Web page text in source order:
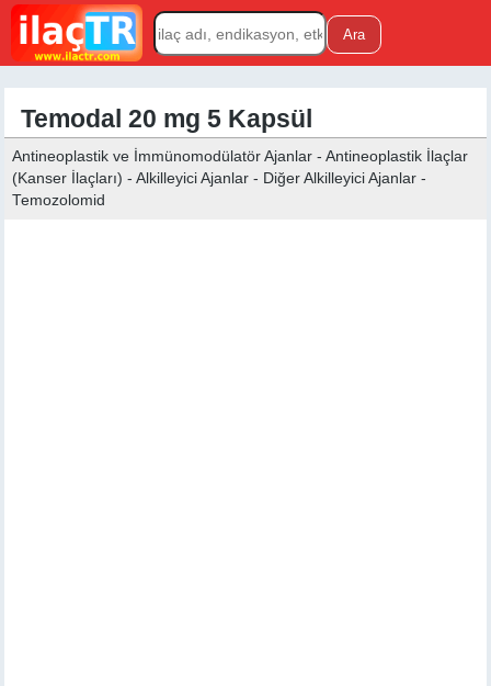
Temodal 20 mg 5 Kapsül
Antineoplastik ve İmmünomodülatör Ajanlar - Antineoplastik İlaçlar
(Kanser İlaçları) - Alkilleyici Ajanlar - Diğer Alkilleyici Ajanlar -
Temozolomid